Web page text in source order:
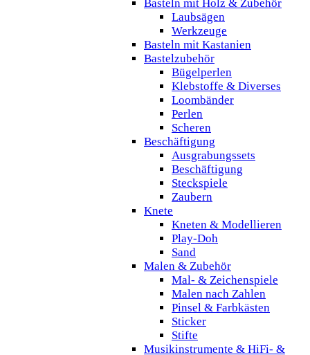
Basteln mit Holz & Zubehör
Laubsägen
Werkzeuge
Basteln mit Kastanien
Bastelzubehör
Bügelperlen
Klebstoffe & Diverses
Loombänder
Perlen
Scheren
Beschäftigung
Ausgrabungssets
Beschäftigung
Steckspiele
Zaubern
Knete
Kneten & Modellieren
Play-Doh
Sand
Malen & Zubehör
Mal- & Zeichenspiele
Malen nach Zahlen
Pinsel & Farbkästen
Sticker
Stifte
Musikinstrumente & HiFi- &